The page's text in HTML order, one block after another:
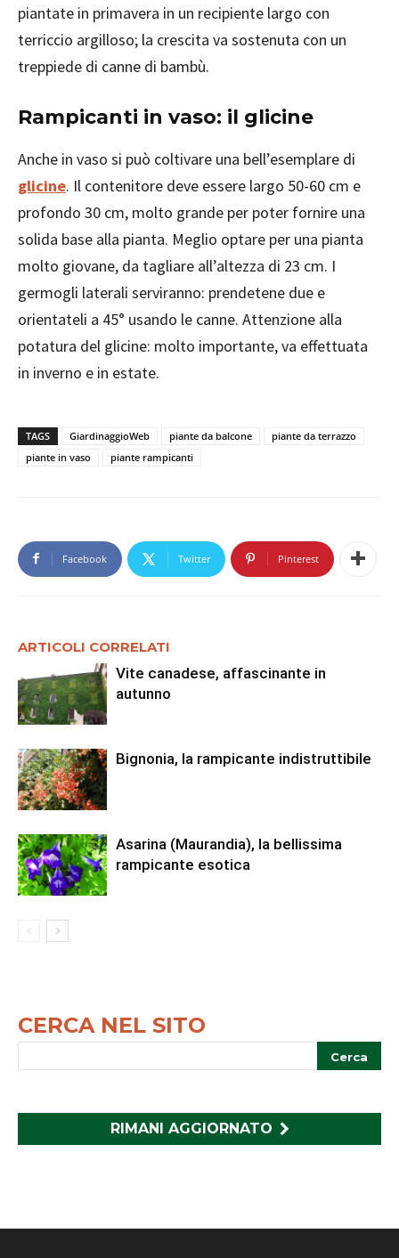
piantate in primavera in un recipiente largo con
terriccio argilloso; la crescita va sostenuta con un
treppiede di canne di bambù.
Rampicanti in vaso: il glicine
Anche in vaso si può coltivare una bell’esemplare di
glicine. Il contenitore deve essere largo 50-60 cm e
profondo 30 cm, molto grande per poter fornire una
solida base alla pianta. Meglio optare per una pianta
molto giovane, da tagliare all’altezza di 23 cm. I
germogli laterali serviranno: prendetene due e
orientateli a 45° usando le canne. Attenzione alla
potatura del glicine: molto importante, va effettuata
in inverno e in estate.
TAGS GiardinaggioWeb piante da balcone
piante da terrazzo
piante in vaso
piante rampicanti
Facebook Twitter Pinterest
ARTICOLI CORRELATI
Vite canadese, affascinante in
autunno
Bignonia, la rampicante indistruttibile
Asarina (Maurandia), la bellissima
rampicante esotica
CERCA NEL SITO
RIMANI AGGIORNATO